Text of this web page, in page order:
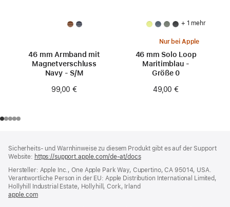
46 mm Armband mit
Magnetverschluss
Navy - S/M
99,00 €
+ 1 mehr
Nur bei Apple
46 mm Solo Loop
Maritimblau -
Größe 0
49,00 €
Sicherheits- und Warnhinweise zu diesem Produkt gibt es auf der Support
Website: https://support.apple.com/de-at/docs(öffnet
neues
Fenster)
Hersteller: Apple Inc., One Apple Park Way, Cupertino, CA 95014, USA.
Verantwortliche Person in der EU: Apple Distribution International Limited,
Hollyhill Industrial Estate, Hollyhill, Cork, Irland
apple.com(öffnet